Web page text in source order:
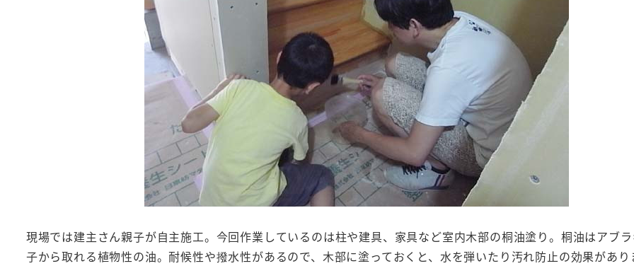
現場では建主さん親子が自主施工。今回作業しているのは柱や建具、家具など室内木部の桐油塗り。桐油はアブ
子から取れる植物性の油。耐候性や撥水性があるので、木部に塗っておくと、水を弾いたり汚れ防止の効果があり